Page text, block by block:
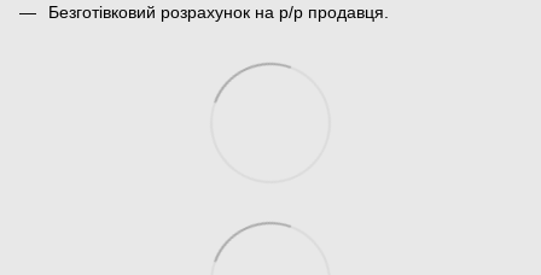
Безготівковий розрахунок на р/р продавця.